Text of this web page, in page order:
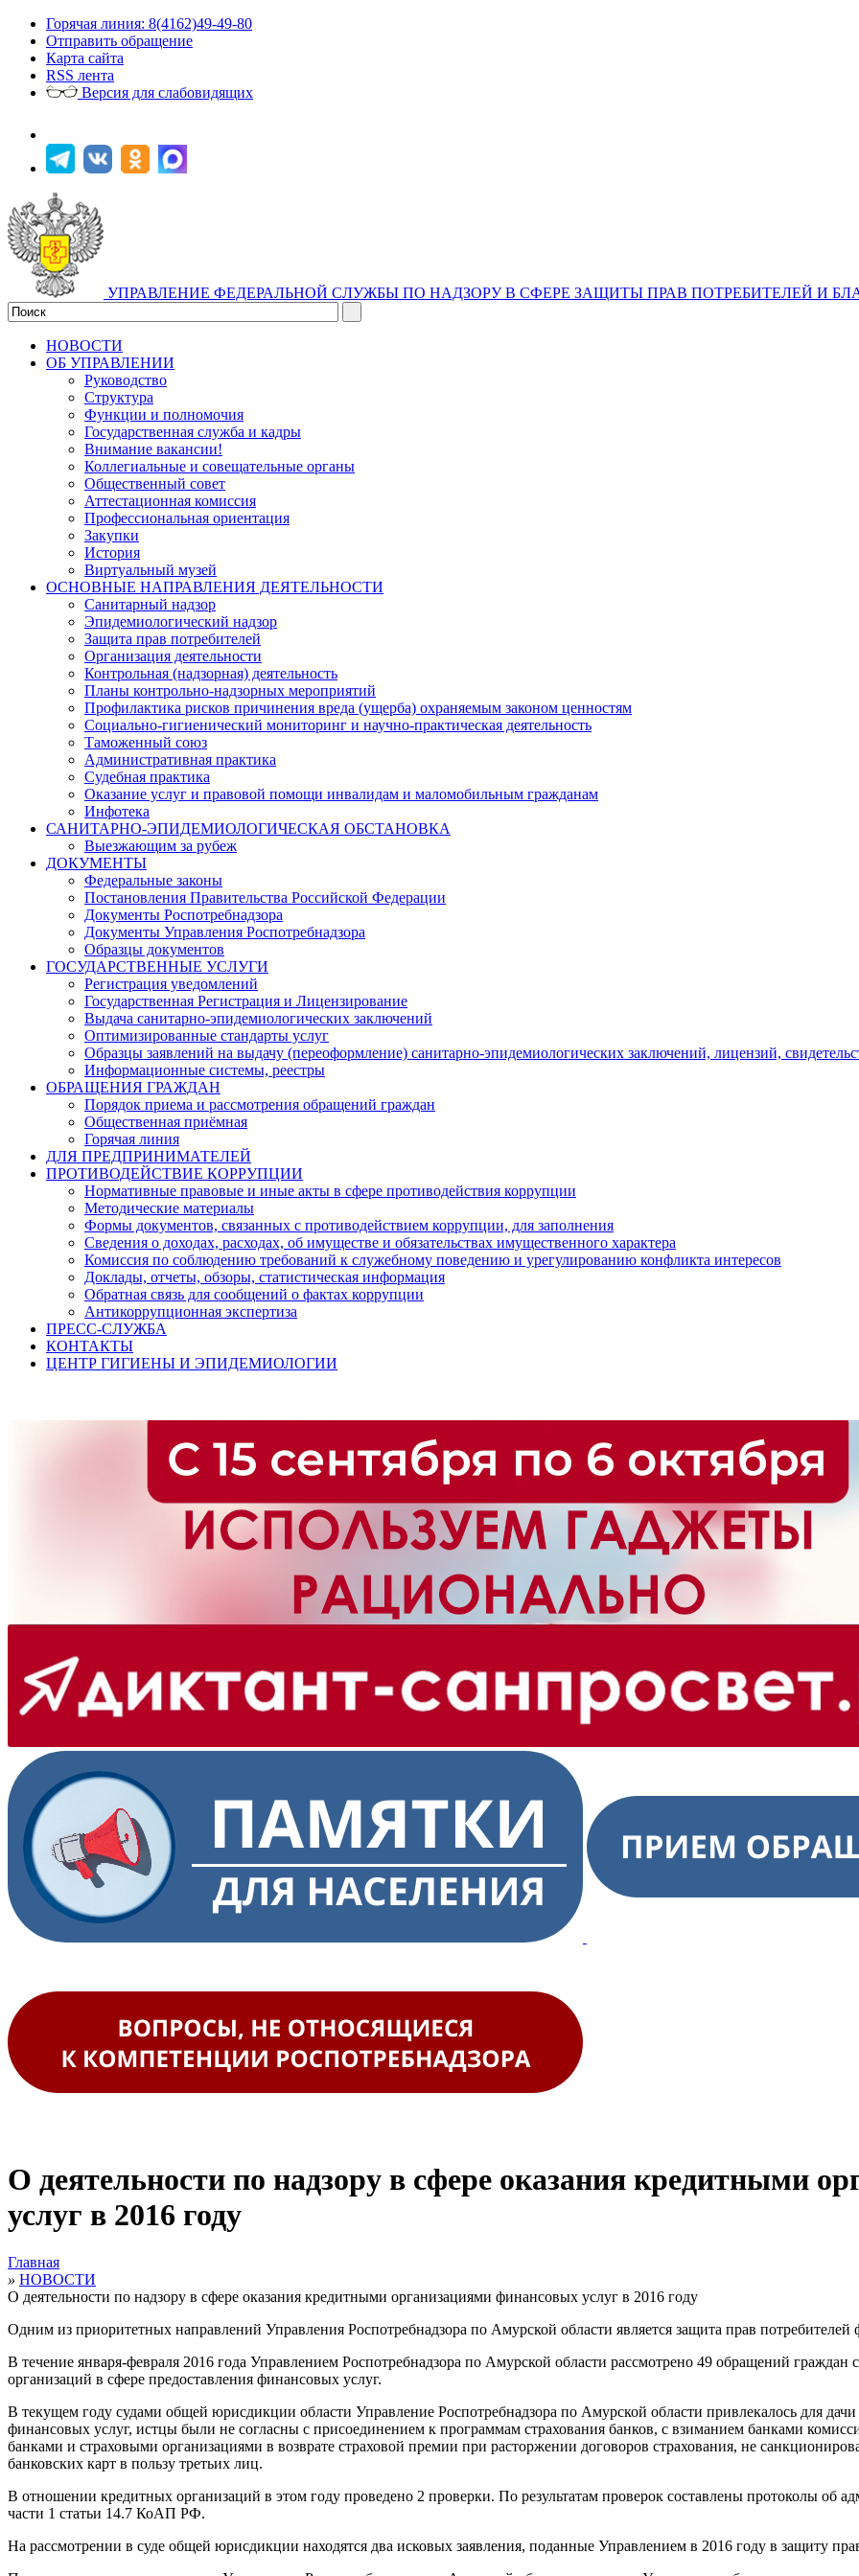
Горячая линия: 8(4162)49-49-80
Отправить обращение
Карта сайта
RSS лента
Версия для слабовидящих
УПРАВЛЕНИЕ ФЕДЕРАЛЬНОЙ СЛУЖБЫ ПО НАДЗОРУ В СФЕРЕ ЗАЩИТЫ ПРАВ ПОТРЕБИТЕЛЕЙ И
НОВОСТИ
ОБ УПРАВЛЕНИИ
Руководство
Структура
Функции и полномочия
Государственная служба и кадры
Внимание вакансии!
Коллегиальные и совещательные органы
Общественный совет
Аттестационная комиссия
Профессиональная ориентация
Закупки
История
Виртуальный музей
ОСНОВНЫЕ НАПРАВЛЕНИЯ ДЕЯТЕЛЬНОСТИ
Санитарный надзор
Эпидемиологический надзор
Защита прав потребителей
Организация деятельности
Контрольная (надзорная) деятельность
Планы контрольно-надзорных мероприятий
Профилактика рисков причинения вреда (ущерба) охраняемым законом ценностям
Социально-гигиенический мониторинг и научно-практическая деятельность
Таможенный союз
Административная практика
Судебная практика
Оказание услуг и правовой помощи инвалидам и маломобильным гражданам
Инфотека
САНИТАРНО-ЭПИДЕМИОЛОГИЧЕСКАЯ ОБСТАНОВКА
Выезжающим за рубеж
ДОКУМЕНТЫ
Федеральные законы
Постановления Правительства Российской Федерации
Документы Роспотребнадзора
Документы Управления Роспотребнадзора
Образцы документов
ГОСУДАРСТВЕННЫЕ УСЛУГИ
Регистрация уведомлений
Государственная Регистрация и Лицензирование
Выдача санитарно-эпидемиологических заключений
Оптимизированные стандарты услуг
Образцы заявлений на выдачу (переоформление) санитарно-эпидемиологических заключений, лицензий,
Информационные системы, реестры
ОБРАЩЕНИЯ ГРАЖДАН
Порядок приема и рассмотрения обращений граждан
Общественная приёмная
Горячая линия
ДЛЯ ПРЕДПРИНИМАТЕЛЕЙ
ПРОТИВОДЕЙСТВИЕ КОРРУПЦИИ
Нормативные правовые и иные акты в сфере противодействия коррупции
Методические материалы
Формы документов, связанных с противодействием коррупции, для заполнения
Сведения о доходах, расходах, об имуществе и обязательствах имущественного характера
Комиссия по соблюдению требований к служебному поведению и урегулированию конфликта интересов
Доклады, отчеты, обзоры, статистическая информация
Обратная связь для сообщений о фактах коррупции
Антикоррупционная экспертиза
ПРЕСС-СЛУЖБА
КОНТАКТЫ
ЦЕНТР ГИГИЕНЫ И ЭПИДЕМИОЛОГИИ
О деятельности по надзору в сфере оказания кредитными
услуг в 2016 году
Главная
» НОВОСТИ
О деятельности по надзору в сфере оказания кредитными организациями финансовых услуг в 2016 году
Одним из приоритетных направлений Управления Роспотребнадзора по Амурской области является защита прав потребителей
В течение января-февраля 2016 года Управлением Роспотребнадзора по Амурской области рассмотрено 49 обращений граждан
организаций в сфере предоставления финансовых услуг.
В текущем году судами общей юрисдикции области Управление Роспотребнадзора по Амурской области привлекалось для
финансовых услуг, истцы были не согласны с присоединением к программам страхования банков, с взиманием банками
банками и страховыми организациями в возврате страховой премии при расторжении договоров страхования, не
банковских карт в пользу третьих лиц.
В отношении кредитных организаций в этом году проведено 2 проверки. По результатам проверок составлены протоколы об
части 1 статьи 14.7 КоАП РФ.
На рассмотрении в суде общей юрисдикции находятся два исковых заявления, поданные Управлением в 2016 году в защиту